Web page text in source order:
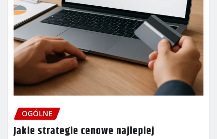
OGÓLNE
Jakie strategie cenowe najlepiej